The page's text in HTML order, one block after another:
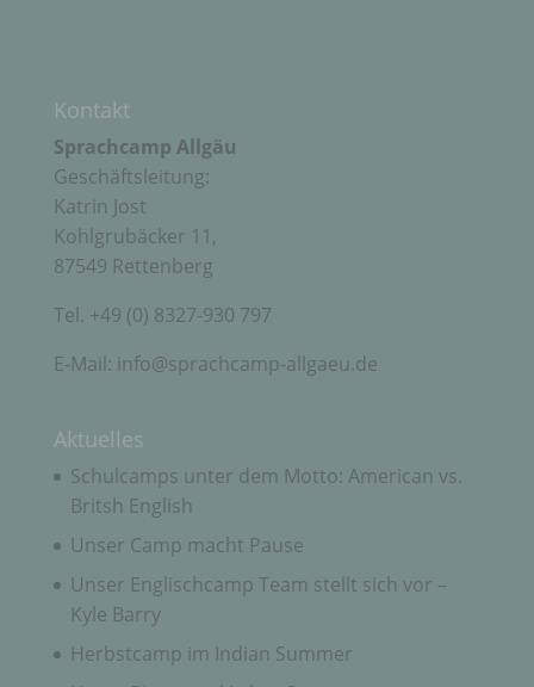
Kontakt
Sprachcamp Allgäu
Geschäftsleitung:
Katrin Jost
Kohlgrubäcker 11,
87549 Rettenberg
Tel. +49 (0) 8327-930 797
E-Mail: info@sprachcamp-allgaeu.de
Aktuelles
Schulcamps unter dem Motto: American vs.
Britsh English
Unser Camp macht Pause
Unser Englischcamp Team stellt sich vor –
Kyle Barry
Herbstcamp im Indian Summer
betroffenen Person, dem Verantwortlichen, dem
Auftragsverarbeiter und den Personen, die unter
der unmittelbaren Verantwortung des
Verantwortlichen oder des Auftragsverarbeiters
befugt sind, die personenbezogenen Daten zu
verarbeiten.
Einwilligung ist jede von der betroffenen Person
Willensbekundung in Form einer Erklärung oder
einer sonstigen eindeutigen bestätigenden
Handlung, mit der die betroffene Person zu
verstehen gibt, dass sie mit der Verarbeitung der
sie betreffenden personenbezogenen Daten
einverstanden ist.
Name und Anschrift des für die Verarbeitung